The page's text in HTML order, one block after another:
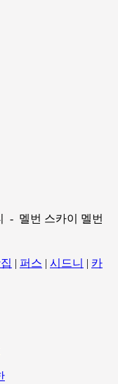
- 멜번 스카이 멜번
| 퍼스 | 시드니 | 카